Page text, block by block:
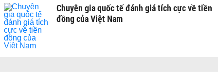
Chuyên gia quốc tế đánh giá tích cực về tiền
đồng của Việt Nam